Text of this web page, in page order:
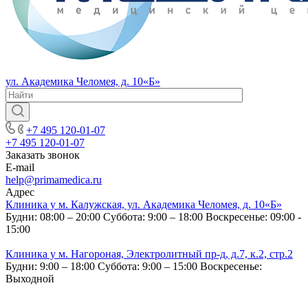
ул. Академика Челомея, д. 10«Б»
+7 495 120-01-07
+7 495 120-01-07
Заказать звонок
E-mail
help@primamedica.ru
Адрес
Клиника у м. Калужская, ул. Академика Челомея, д. 10«Б»
Будни: 08:00 – 20:00 Суббота: 9:00 – 18:00 Воскресенье: 09:00 -
15:00
Клиника у м. Нагороная, Электролитный пр-д, д.7, к.2, стр.2
Будни: 9:00 – 18:00 Суббота: 9:00 – 15:00 Воскресенье:
Выходной